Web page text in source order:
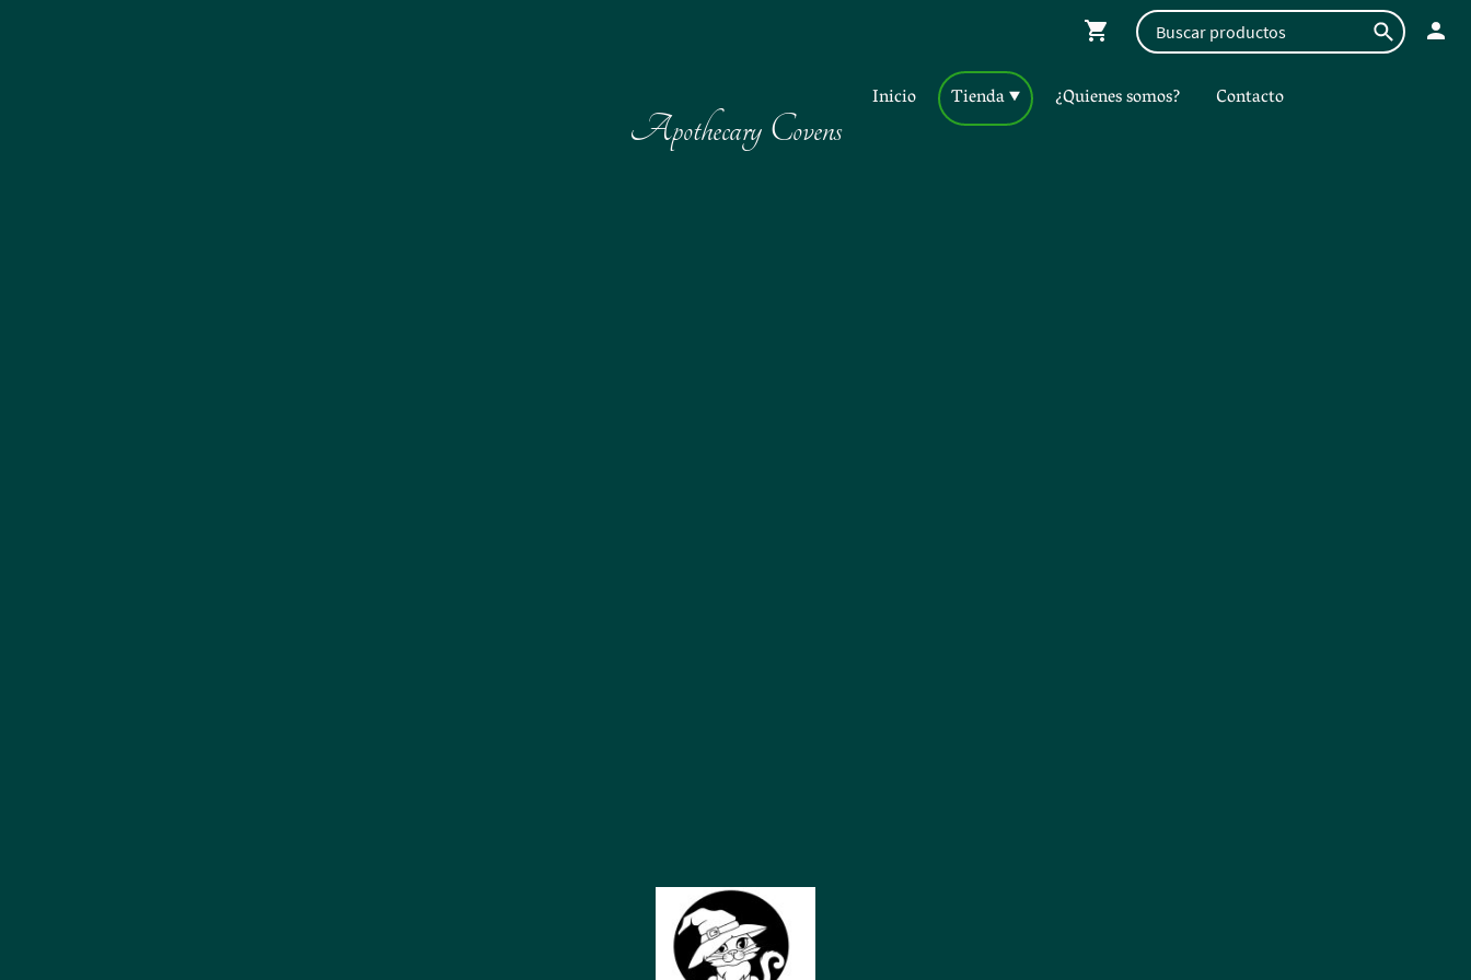
Apothecary Covens
Inicio Tienda ¿Quienes somos? Contacto